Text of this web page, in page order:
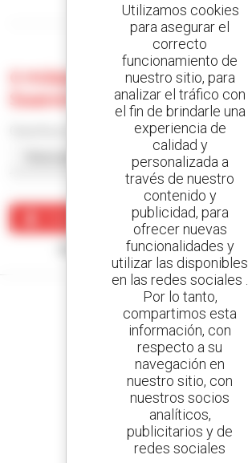
Mostrar filtros de búsqueda
0 máquina usada en Intrac
Saaremaa - Sikassaare
Crear una alerta
Ningún resultado corresponde con su
Cree sus alertas
y reciba anuncios de equipos de
800 concesionarios
Manitou por todo el mundo
Utilizamos cookies
para asegurar el
correcto
funcionamiento de
nuestro sitio, para
analizar el tráfico con
el fin de brindarle una
experiencia de
calidad y
personalizada a
través de nuestro
contenido y
publicidad, para
ofrecer nuevas
funcionalidades y
utilizar las disponibles
en las redes sociales .
Por lo tanto,
compartimos esta
información, con
respecto a su
navegación en
nuestro sitio, con
nuestros socios
analíticos,
publicitarios y de
redes sociales